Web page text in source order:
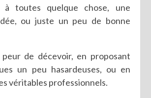
à toutes quelque chose, une
ou juste un peu de bonne
peur de décevoir, en proposant
un peu hasardeuses, ou en
véritables professionnels.